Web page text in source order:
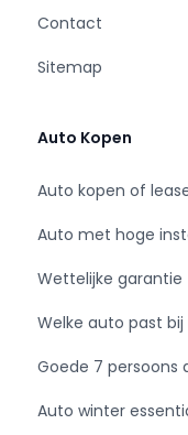
Contact
Sitemap
Auto Kopen
Auto kopen of
Auto met hoge
Wettelijke garantie
Welke auto past bij
Goede 7 persoons
Auto winter